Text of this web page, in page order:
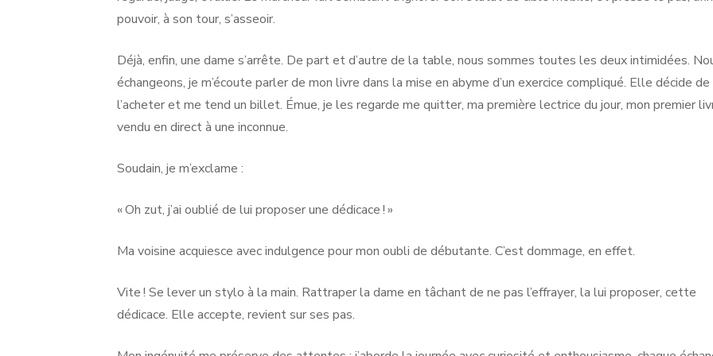
pouvoir, à son tour, s’asseoir.
Déjà, enfin, une dame s’arrête. De part et d’autre de la table, nous sommes toutes les deux intimidées.
échangeons, je m’écoute parler de mon livre dans la mise en abyme d’un exercice compliqué. Elle décide de
l’acheter et me tend un billet. Émue, je les regarde me quitter, ma première lectrice du jour, mon premier
vendu en direct à une inconnue.
Soudain, je m’exclame :
« Oh zut, j’ai oublié de lui proposer une dédicace ! »
Ma voisine acquiesce avec indulgence pour mon oubli de débutante. C’est dommage, en effet.
Vite ! Se lever un stylo à la main. Rattraper la dame en tâchant de ne pas l’effrayer, la lui proposer, cette
dédicace. Elle accepte, revient sur ses pas.